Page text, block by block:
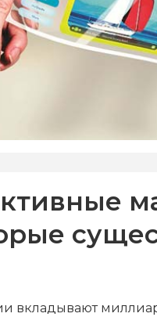
вкладывают